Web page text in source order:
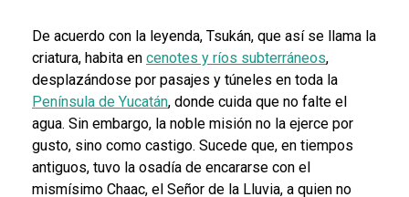
De acuerdo con la leyenda, Tsukán, que así se llama la
criatura, habita en cenotes y ríos subterráneos,
desplazándose por pasajes y túneles en toda la
Península de Yucatán, donde cuida que no falte el
agua. Sin embargo, la noble misión no la ejerce por
gusto, sino como castigo. Sucede que, en tiempos
antiguos, tuvo la osadía de encararse con el
mismísimo Chaac, el Señor de la Lluvia, a quien no